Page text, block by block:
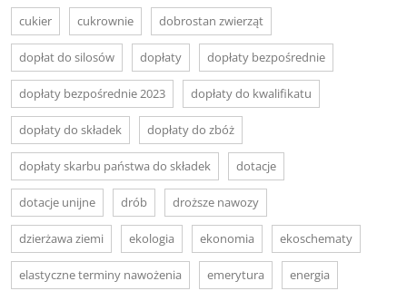
cukier cukrownie dobrostan zwierząt
dopłat do silosów dopłaty dopłaty bezpośrednie
dopłaty bezpośrednie 2023 dopłaty do kwalifikatu
dopłaty do składek dopłaty do zbóż
dopłaty skarbu państwa do składek dotacje
dotacje unijne drób droższe nawozy
dzierżawa ziemi ekologia ekonomia ekoschematy
elastyczne terminy nawożenia emerytura energia